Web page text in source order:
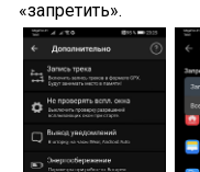
«запретить».